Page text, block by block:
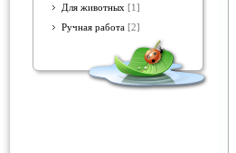
Для животных [1]
Ручная работа [2]